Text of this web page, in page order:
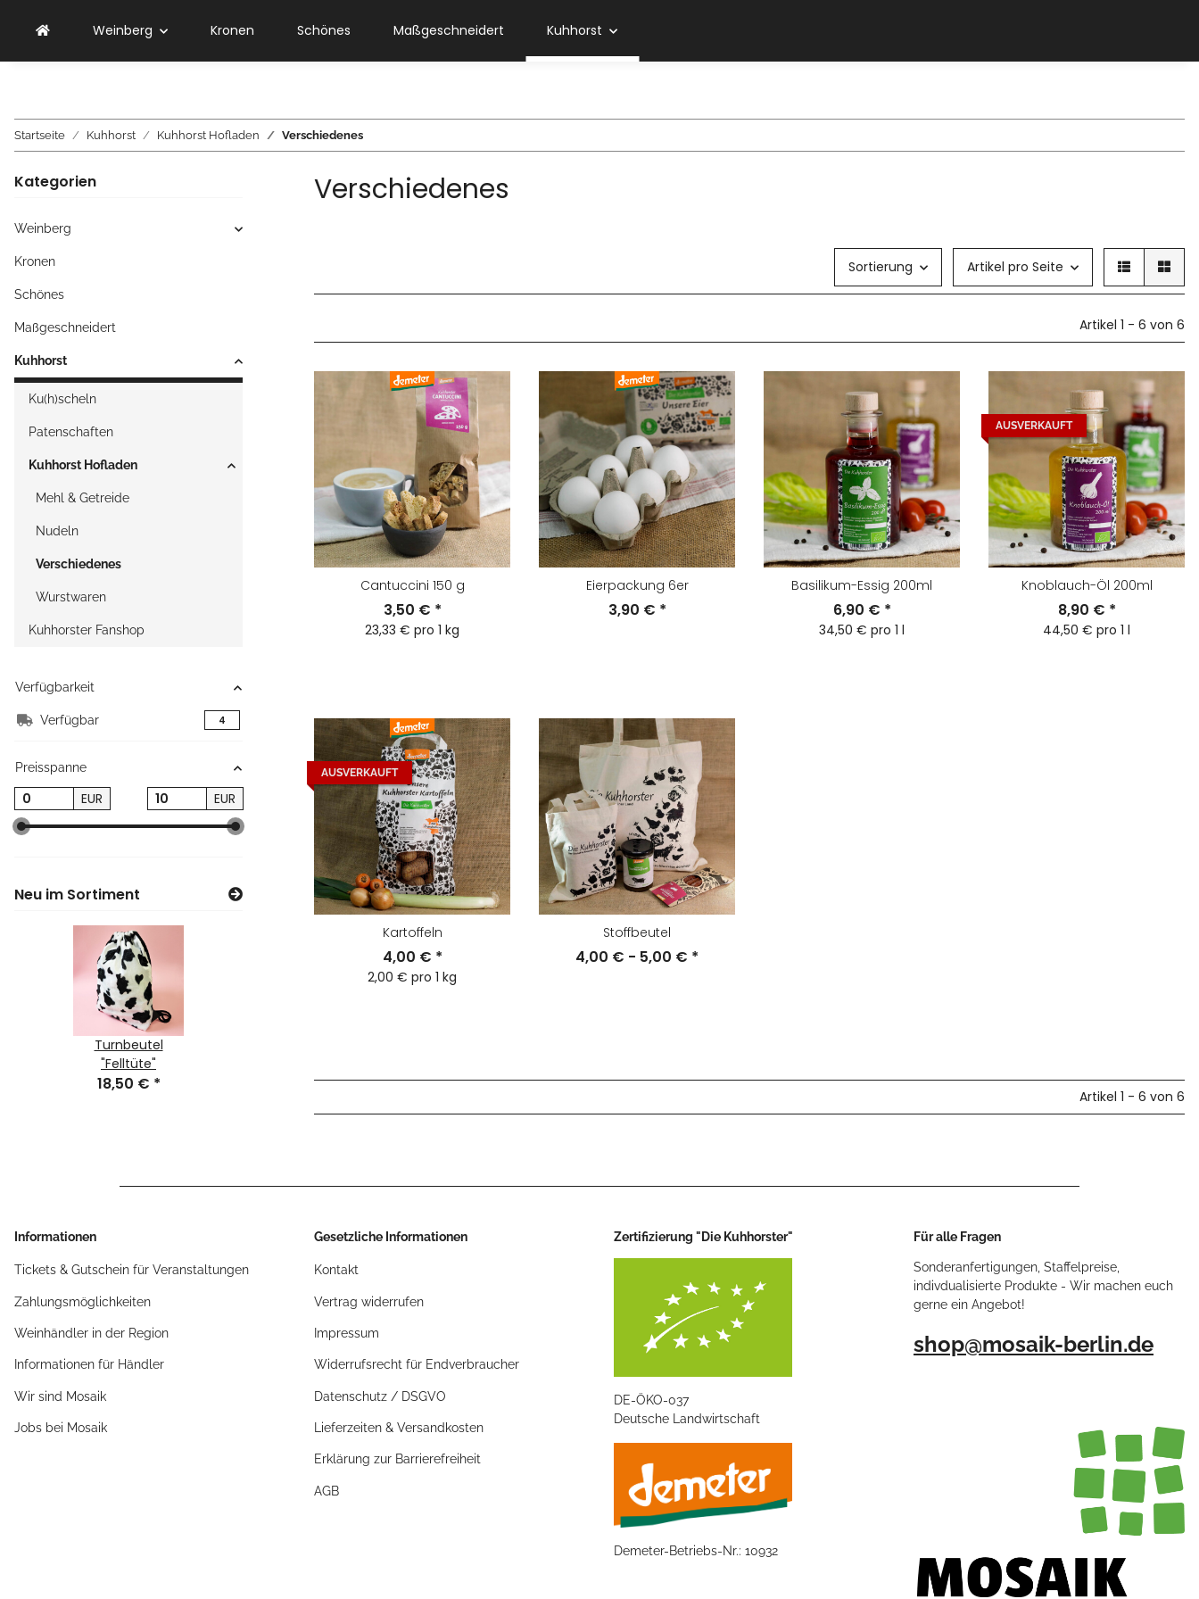
Weinberg Kronen Schönes Maßgeschneidert Kuhhorst
Startseite Kuhhorst Kuhhorst Hofladen Verschiedenes
Verschiedenes
Sortierung Artikel pro Seite
Artikel 1 - 6 von 6
Cantuccini 150 g
3,50 € *
23,33 € pro 1 kg
Eierpackung 6er
3,90 € *
Basilikum-Essig 200ml
6,90 € *
34,50 € pro 1 l
AUSVERKAUFT
Knoblauch-Öl 200ml
8,90 € *
44,50 € pro 1 l
AUSVERKAUFT
Kartoffeln
4,00 € *
2,00 € pro 1 kg
Stoffbeutel
4,00 € - 5,00 € *
Artikel 1 - 6 von 6
Kategorien
Weinberg
Kronen
Schönes
Maßgeschneidert
Kuhhorst
Ku(h)scheln
Patenschaften
Kuhhorst Hofladen
Mehl & Getreide
Nudeln
Verschiedenes
Wurstwaren
Kuhhorster Fanshop
Verfügbarkeit
Verfügbar 4
Preisspanne
EUR EUR
Neu im Sortiment
Turnbeutel
"Felltüte"
18,50 € * 6,90 €* 18,50 €* 9,50 €* 6,90 €*
Informationen
Tickets & Gutschein für Veranstaltungen
Zahlungsmöglichkeiten
Weinhändler in der Region
Informationen für Händler
Wir sind Mosaik
Jobs bei Mosaik
Gesetzliche Informationen
Kontakt
Vertrag widerrufen
Impressum
Widerrufsrecht für Endverbraucher
Datenschutz / DSGVO
Lieferzeiten & Versandkosten
Erklärung zur Barrierefreiheit
AGB
Zertifizierung "Die Kuhhorster"
DE-ÖKO-037
Deutsche Landwirtschaft
Demeter-Betriebs-Nr.: 10932
Für alle Fragen
Sonderanfertigungen, Staffelpreise,
indivdualisierte Produkte - Wir machen euch
gerne ein Angebot!
shop@mosaik-berlin.de